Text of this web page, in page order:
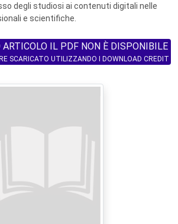
degli studiosi ai contenuti digitali nelle
e scientifiche.
ARTICOLO IL PDF NON È DISPONIBILE
SCARICATO UTILIZZANDO I DOWNLOAD CREDIT